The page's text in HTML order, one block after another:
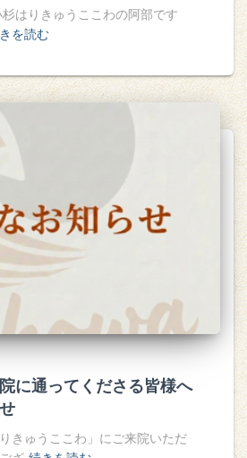
はりきゅうここわの阿部です
を読む
に通ってくださる皆様へ
きゅうここわ」にご来院いただ